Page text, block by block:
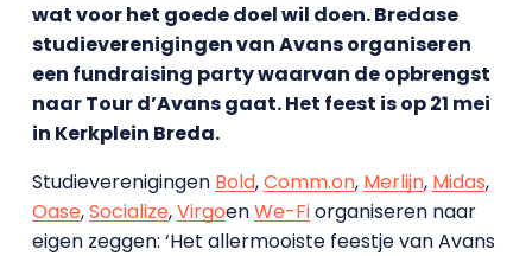
wat voor het goede doel wil doen. Bredase
studieverenigingen van Avans organiseren
een fundraising party waarvan de opbrengst
naar Tour d’Avans gaat. Het feest is op 21 mei
in Kerkplein Breda.
Studieverenigingen Bold,Comm.on, Merlijn, Midas,
Oase,Socialize,VirgoenWe-Fiorganiseren naar
eigen zeggen: ‘Het allermooiste feestje van Avans